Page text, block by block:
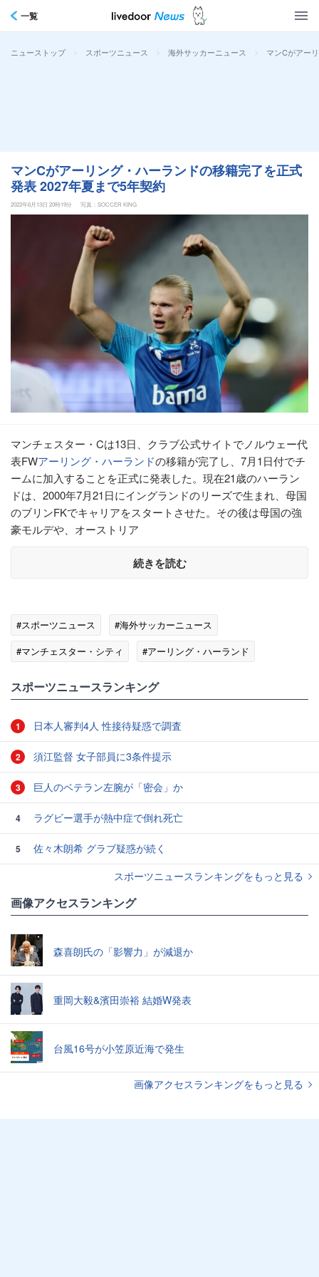
一覧
ニューストップ > スポーツニュース > 海外サッカーニュース > マンCがアー
マンCがアーリング・ハーランドの移籍完了を正式
発表 2027年夏まで5年契約
2022年6月13日 20時19分 写真：SOCCER KING
マンチェスター・Cは13日、クラブ公式サイトでノルウェー代
表FWアーリング・ハーランドの移籍が完了し、7月1日付でチ
ームに加入することを正式に発表した。現在21歳のハーラン
ドは、2000年7月21日にイングランドのリーズで生まれ、母国
のブリンFKでキャリアをスタートさせた。その後は母国の強
豪モルデや、オーストリア
続きを読む
#スポーツニュース
#海外サッカーニュース
#マンチェスター・シティ
#アーリング・ハーランド
スポーツニュースランキング
1 日本人審判4人 性接待疑惑で調査
2 須江監督 女子部員に3条件提示
3 巨人のベテラン左腕が「密会」か
4 ラグビー選手が熱中症で倒れ死亡
5
佐々木朗希 グラブ疑惑が続く
スポーツニュースランキングをもっと見る
画像アクセスランキング
森喜朗氏の「影響力」が減退か
重岡大毅&濱田崇裕 結婚W発表
台風16号が小笠原近海で発生
画像アクセスランキングをもっと見る